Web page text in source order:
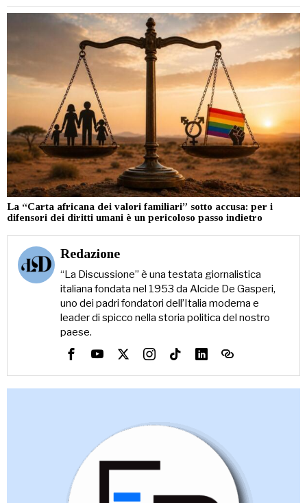
La “Carta africana dei valori familiari” sotto accusa: per i
difensori dei diritti umani è un pericoloso passo indietro
Redazione
“La Discussione” è una testata giornalistica
italiana fondata nel 1953 da Alcide De Gasperi,
uno dei padri fondatori dell’Italia moderna e
leader di spicco nella storia politica del nostro
paese.